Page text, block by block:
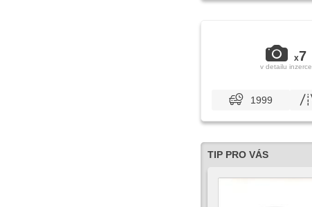
x7
v detailu inzerce
1999
TIP PRO VÁS